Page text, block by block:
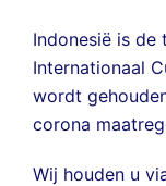
Indonesië is de
Internationaal
wordt
corona
Wij houden u